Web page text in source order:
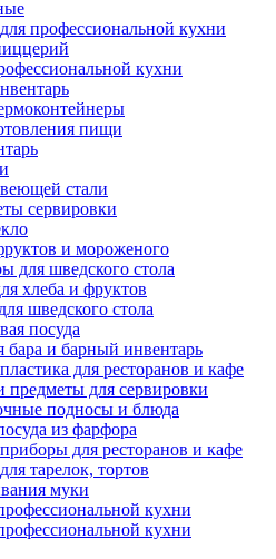
профессиональной кухни
кухни
пищи
стали
сервировки
и мороженого
для шведского стола
хлеба и фруктов
шведского стола
посуда
бара и барный инвентарь
для ресторанов и кафе
для сервировки
подносы и блюда
из фарфора
для ресторанов и кафе
тарелок, тортов
муки
кухни
кухни